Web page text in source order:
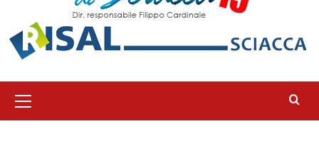
principale